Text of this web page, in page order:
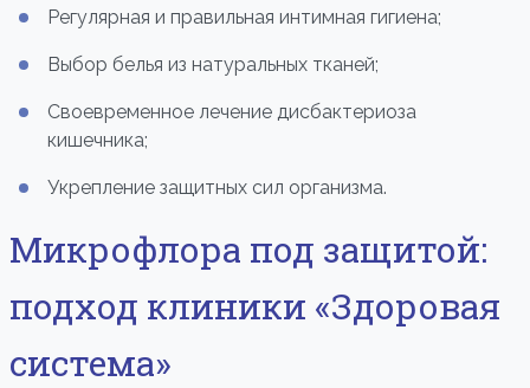
Регулярная и правильная интимная гигиена;
Выбор белья из натуральных тканей;
Своевременное лечение дисбактериоза
кишечника;
Укрепление защитных сил организма.
Микрофлора под защитой:
подход клиники «Здоровая
система»